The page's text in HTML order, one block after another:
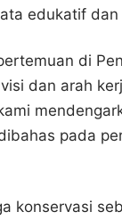
edukatif dan
di
dan arah
pada
konservasi